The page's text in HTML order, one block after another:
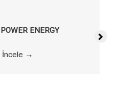
ENERGY
İncele →